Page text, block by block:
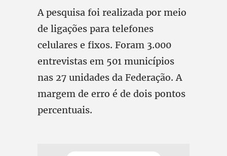
A pesquisa foi realizada por meio
de ligações para telefones
celulares e fixos. Foram 3.000
entrevistas em 501 municípios
nas 27 unidades da Federação. A
margem de erro é de dois pontos
percentuais.